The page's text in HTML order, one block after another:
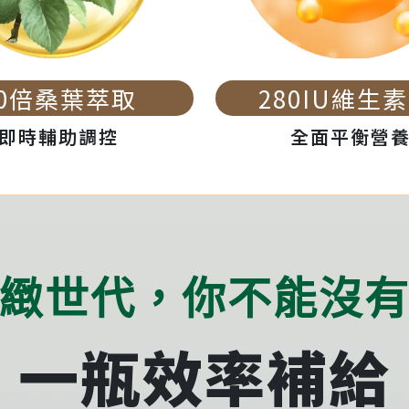
倍桑葉萃取
時輔助調控
280IU維生
全面平衡營
世代，你不能沒
一瓶效率補給